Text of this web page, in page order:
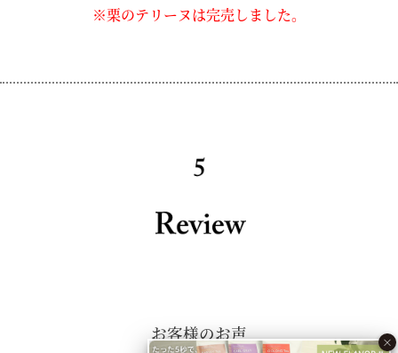
×
※栗のテリーヌは完売しました。
お客様のお声